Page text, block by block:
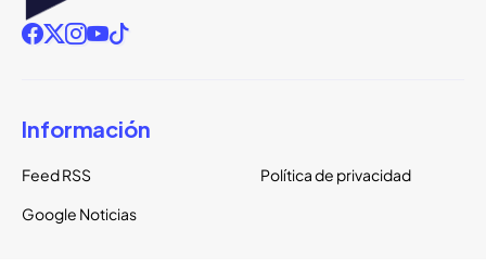
Información
Feed RSS
Política de privacidad
Google Noticias